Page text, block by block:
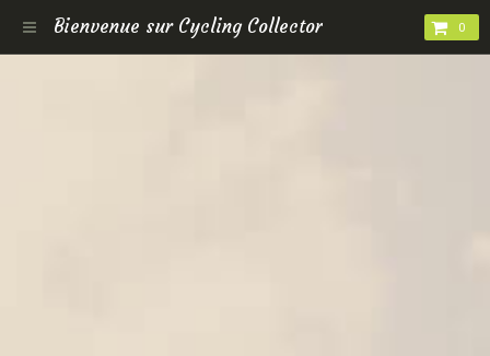
Bienvenue sur Cycling Collector 0